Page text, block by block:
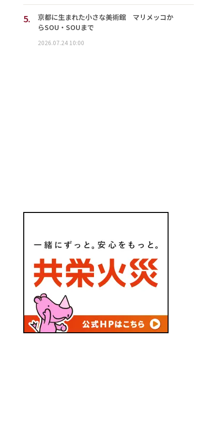
5.
京都に生まれた小さな美術館 マリメッコか
らSOU・SOUまで
2026.07.24 10:00